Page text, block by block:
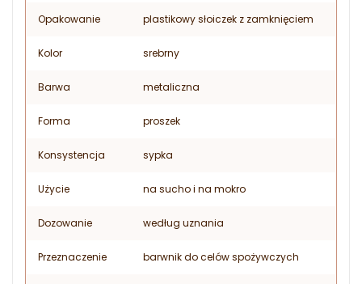
Opakowanie plastikowy słoiczek z zamknięciem
Kolor srebrny
Barwa metaliczna
Forma proszek
Konsystencja sypka
Użycie na sucho i na mokro
Dozowanie według uznania
Przeznaczenie barwnik do celów spożywczych